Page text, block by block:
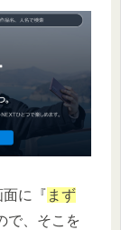
に『 まず
で、そこを